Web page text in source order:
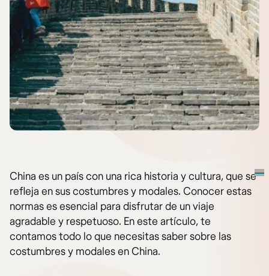
China es un país con una rica historia y cultura, que se
refleja en sus costumbres y modales. Conocer estas
normas es esencial para disfrutar de un viaje
agradable y respetuoso. En este artículo, te
contamos todo lo que necesitas saber sobre las
costumbres y modales en China.